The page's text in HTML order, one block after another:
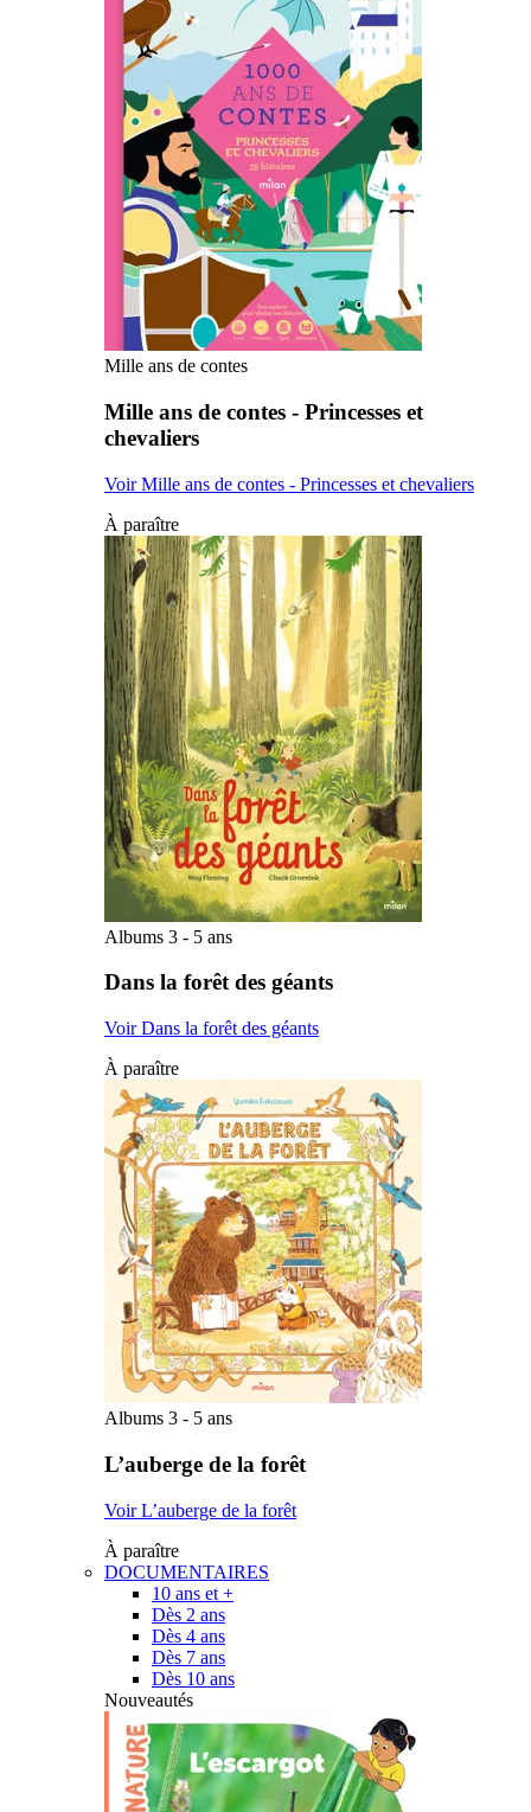
Mille ans de contes
Mille ans de contes - Princesses et
chevaliers
Voir Mille ans de contes - Princesses et chevaliers
À paraître
Albums 3 - 5 ans
Dans la forêt des géants
Voir Dans la forêt des géants
À paraître
Albums 3 - 5 ans
L’auberge de la forêt
Voir L’auberge de la forêt
À paraître
DOCUMENTAIRES
10 ans et +
Dès 2 ans
Dès 4 ans
Dès 7 ans
Dès 10 ans
Nouveautés